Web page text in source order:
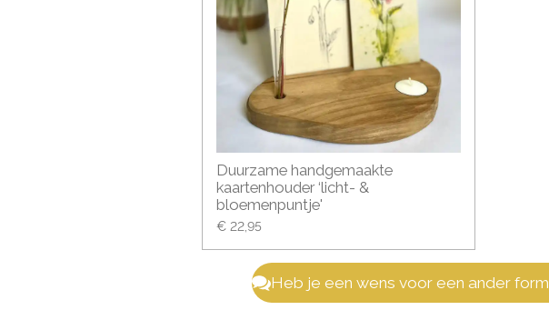
Duurzame handgemaakte
kaartenhouder ‘licht- &
bloemenpuntje'
€ 22,95
Heb je een wens voor een ander